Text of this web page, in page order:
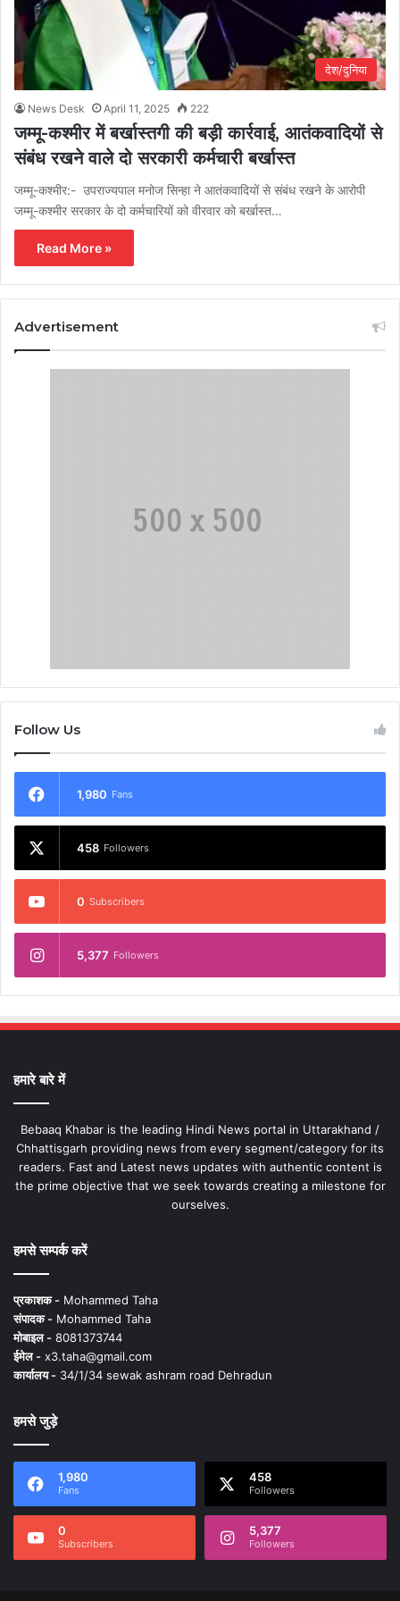
देश/दुनिया
News Desk April 11, 2025 222
जम्मू-कश्मीर में बर्खास्तगी की बड़ी कार्रवाई, आतंकवादियों से
संबंध रखने वाले दो सरकारी कर्मचारी बर्खास्त
जम्मू-कश्मीर:- उपराज्यपाल मनोज सिन्हा ने आतंकवादियों से संबंध रखने के आरोपी
जम्मू-कश्मीर सरकार के दो कर्मचारियों को वीरवार को बर्खास्त…
Read More »
Advertisement
Follow Us
1,980 Fans
458 Followers
0 Subscribers
5,377 Followers
हमारे बारे में
Bebaaq Khabar is the leading Hindi News portal in Uttarakhand /
Chhattisgarh providing news from every segment/category for its
readers. Fast and Latest news updates with authentic content is
the prime objective that we seek towards creating a milestone for
ourselves.
हमसे सम्पर्क करें
प्रकाशक - Mohammed Taha
संपादक - Mohammed Taha
मोबाइल - 8081373744
ईमेल - x3.taha@gmail.com
कार्यालय - 34/1/34 sewak ashram road Dehradun
हमसे जुड़े
1,980
Fans
458
Followers
0
Subscribers
5,377
Followers